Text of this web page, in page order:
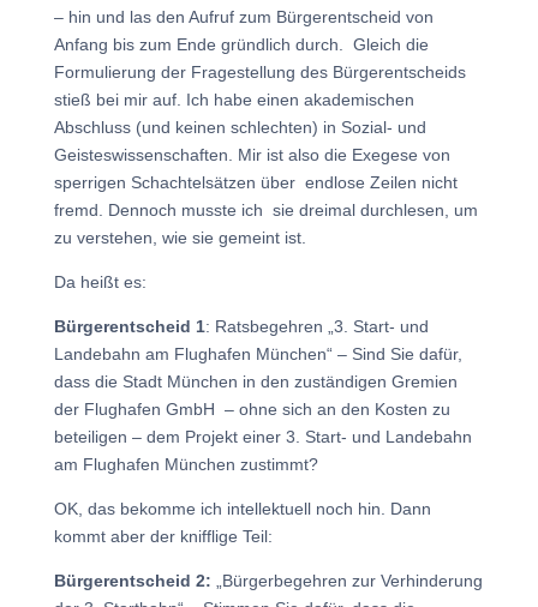
– hin und las den Aufruf zum Bürgerentscheid von
Anfang bis zum Ende gründlich durch. Gleich die
Formulierung der Fragestellung des Bürgerentscheids
stieß bei mir auf. Ich habe einen akademischen
Abschluss (und keinen schlechten) in Sozial- und
Geisteswissenschaften. Mir ist also die Exegese von
sperrigen Schachtelsätzen über endlose Zeilen nicht
fremd. Dennoch musste ich sie dreimal durchlesen, um
zu verstehen, wie sie gemeint ist.
Da heißt es:
Bürgerentscheid 1: Ratsbegehren „3. Start- und
Landebahn am Flughafen München“ – Sind Sie dafür,
dass die Stadt München in den zuständigen Gremien
der Flughafen GmbH – ohne sich an den Kosten zu
beteiligen – dem Projekt einer 3. Start- und Landebahn
am Flughafen München zustimmt?
OK, das bekomme ich intellektuell noch hin. Dann
kommt aber der knifflige Teil:
Bürgerentscheid 2: „Bürgerbegehren zur Verhinderung